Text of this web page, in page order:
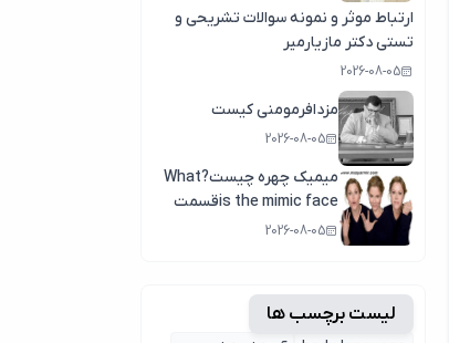
ارتباط موثر و نمونه سوالات تشریحی و
تستی دکتر مازیارمیر
2026-08-05
مزدافرمومنی کیست
2026-08-05
میمیک چهره چیست?What
is the mimic faceقسمت
اول2026-08-05
لیست برچسب ها